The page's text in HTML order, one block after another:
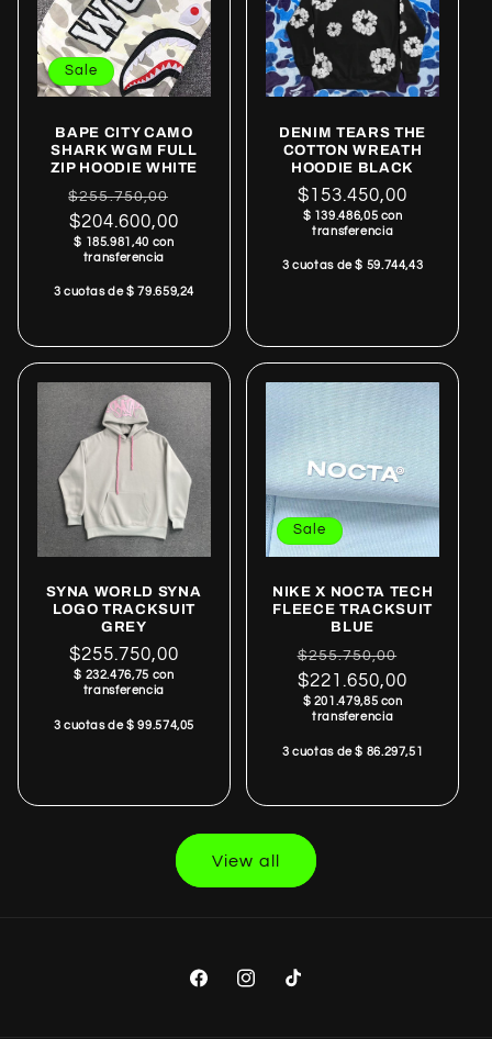
Sale
BAPE CITY CAMO
SHARK WGM FULL
ZIP HOODIE WHITE
Regular
price
$255.750,00
$204.600,00
$ 185.981,40 con
transferencia
3 cuotas de $ 79.659,24
DENIM TEARS THE
COTTON WREATH
HOODIE BLACK
Regular
price
$153.450,00
$ 139.486,05 con
transferencia
3 cuotas de $ 59.744,43
SYNA WORLD SYNA
LOGO TRACKSUIT
GREY
Regular
price
$255.750,00
$ 232.476,75 con
transferencia
3 cuotas de $ 99.574,05
Sale
NIKE X NOCTA TECH
FLEECE TRACKSUIT
BLUE
Regular
price
$255.750,00
$221.650,00
$ 201.479,85 con
transferencia
3 cuotas de $ 86.297,51
View all
FacebookInstagram
TikTok